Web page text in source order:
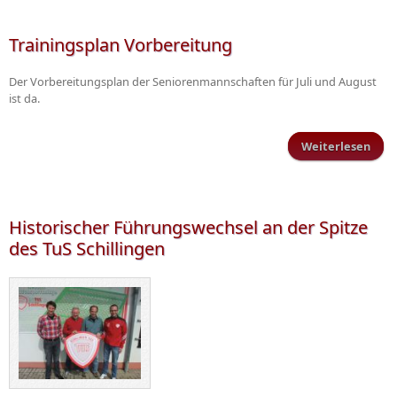
Trainingsplan Vorbereitung
Der Vorbereitungsplan der Seniorenmannschaften für Juli und August
ist da.
Weiterlesen
Historischer Führungswechsel an der Spitze
des TuS Schillingen